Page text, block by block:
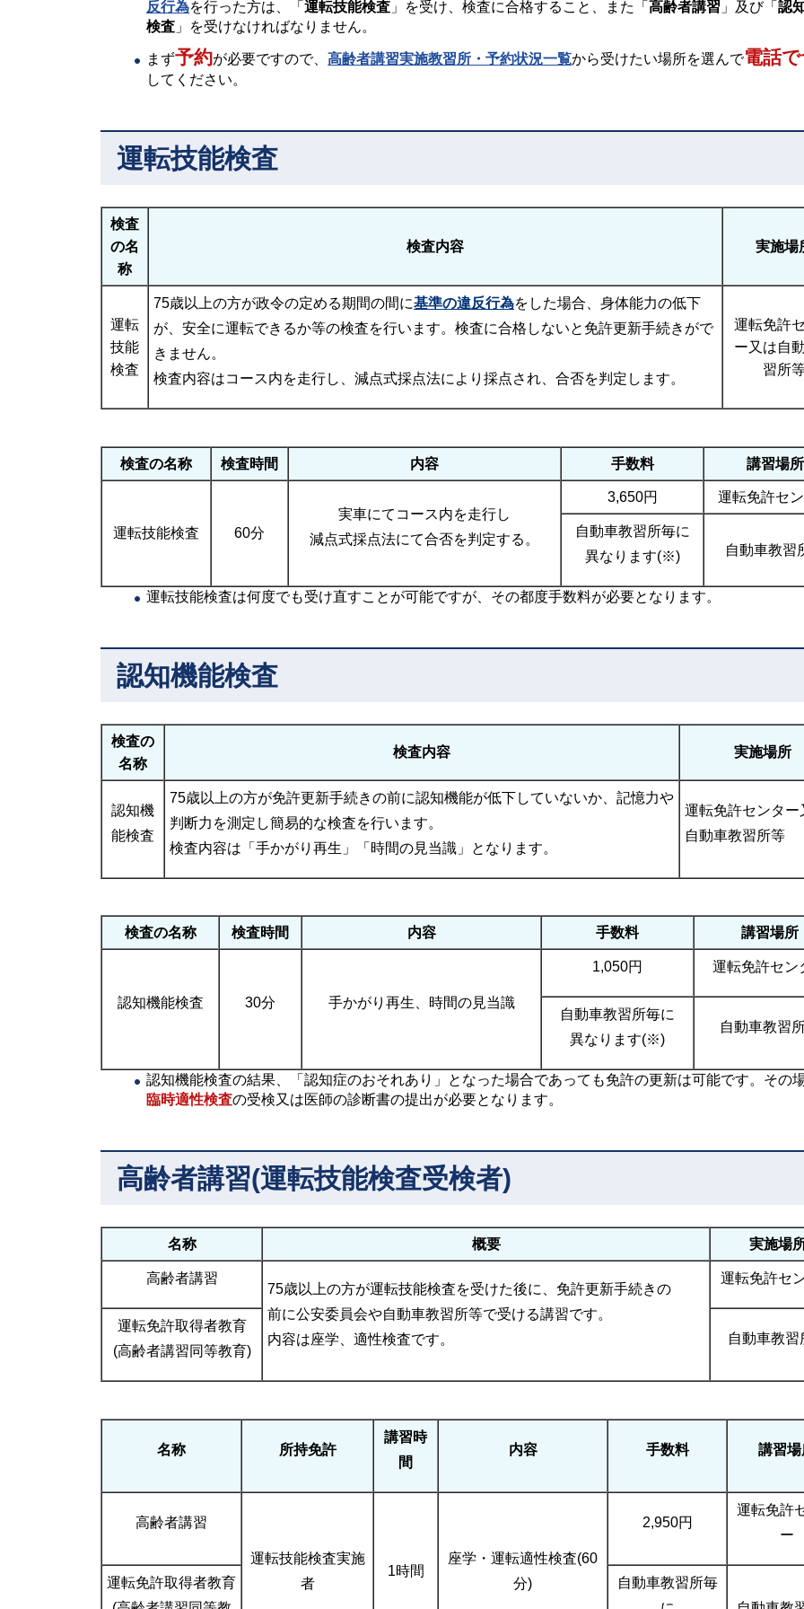
反行為を行った方は、「運転技能検査 」を受け、検査に合格すること、また「高齢者講習 」及び「認
検査 」を受けなければなりません。
まず予約が必要ですので、高齢者講習実施教習所・予約状況一覧から受けたい場所を選んで電話
してください。
運転技能検査
検査
の名
称
検査内容 実施場
運転
技能
検査
75歳以上の方が政令の定める期間の間に基準の違反行為をした場合、身体能力の低下
が、安全に運転できるか等の検査を行います。検査に合格しないと免許更新手続きがで
きません。
検査内容はコース内を走行し、減点式採点法により採点され、合否を判定します。
運転免許
ー又は自
習所
検査の名称 検査時間 内容 手数料 講習場所
運転技能検査 60分
実車にてコース内を走行し
減点式採点法にて合否を判定する。
3,650円 運転免許セ
自動車教習所毎に
異なります(※)
自動車教習
運転技能検査は何度でも受け直すことが可能ですが、その都度手数料が必要となります。
認知機能検査
検査の
名称
検査内容 実施場所
認知機
能検査
75歳以上の方が免許更新手続きの前に認知機能が低下していないか、記憶力や
判断力を測定し簡易的な検査を行います。
検査内容は「手かがり再生」「時間の見当識」となります。
運転免許センター
自動車教習所等
検査の名称 検査時間 内容 手数料 講習場所
認知機能検査 30分 手かがり再生、時間の見当識
1,050円 運転免許セン
自動車教習所毎に
異なります(※)
自動車教習
認知機能検査の結果、「認知症のおそれあり」となった場合であっても免許の更新は可能です。その
臨時適性検査の受検又は医師の診断書の提出が必要となります。
高齢者講習(運転技能検査受検者)
名称 概要 実施場
高齢者講習
75歳以上の方が運転技能検査を受けた後に、免許更新手続きの
前に公安委員会や自動車教習所等で受ける講習です。
内容は座学、適性検査です。
運転免許セ
運転免許取得者教育
(高齢者講習同等教育)
自動車教習
名称 所持免許
講習時
間
内容 手数料 講習場
高齢者講習
運転技能検査実施
者
1時間
座学・運転適性検査(60
分)
2,950円
運転免許
ー
運転免許取得者教育
自動車教習所毎